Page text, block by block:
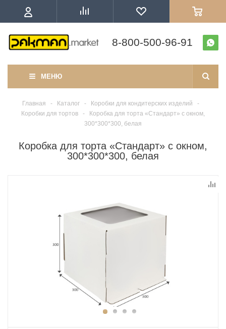
8-800-500-96-91
МЕНЮ
Главная - Каталог - Коробки для кондитерских изделий
-
Коробки для тортов
-
Коробка для торта «Стандарт» с окном,
300*300*300, белая
Коробка для торта «Стандарт» с окном,
300*300*300, белая